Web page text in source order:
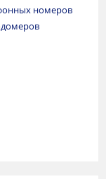
номеров